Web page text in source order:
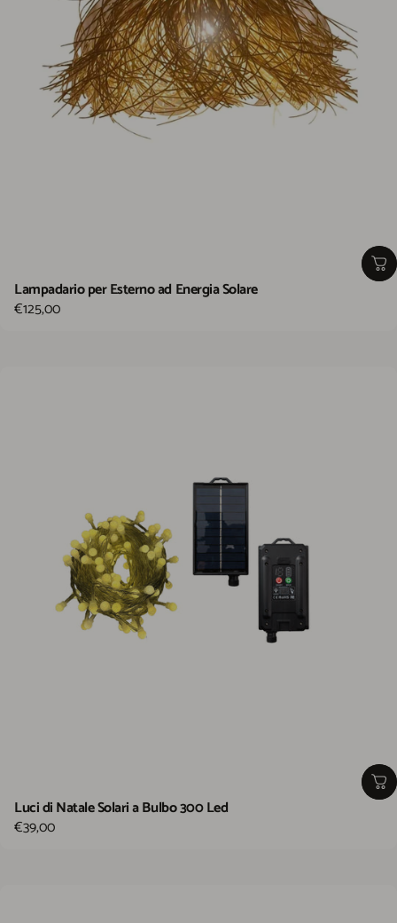
Lampadario per Esterno ad Energia Solare
€125,00
Luci di Natale Solari a Bulbo 300 Led
€39,00